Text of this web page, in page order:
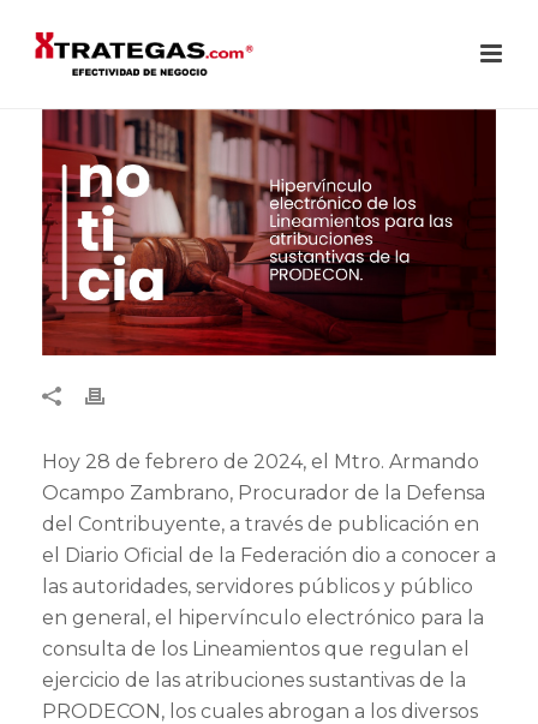
Hoy 28 de febrero de 2024, el Mtro. Armando
Ocampo Zambrano, Procurador de la Defensa
del Contribuyente, a través de publicación en
el Diario Oficial de la Federación dio a conocer a
las autoridades, servidores públicos y público
en general, el hipervínculo electrónico para la
consulta de los Lineamientos que regulan el
ejercicio de las atribuciones sustantivas de la
PRODECON, los cuales abrogan a los diversos